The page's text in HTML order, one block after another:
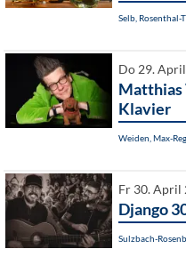
Selb, Rosenthal-
Do 29.
Matthias
Klavier
Weiden, Max-
Fr 30. April
Django
Sulzbach-